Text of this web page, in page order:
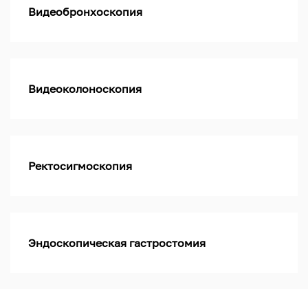
Видеобронхоскопия
Видеоколоноскопия
Ректосигмоскопия
Эндоскопическая гастростомия